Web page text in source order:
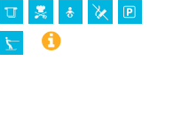
25 kilometer van het
fietsen, vissen, duiken,